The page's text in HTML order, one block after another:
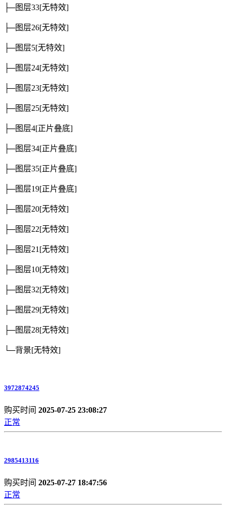
├─图层33[无特效]
├─图层26[无特效]
├─图层5[无特效]
├─图层24[无特效]
├─图层23[无特效]
├─图层25[无特效]
├─图层4[正片叠底]
├─图层34[正片叠底]
├─图层35[正片叠底]
├─图层19[正片叠底]
├─图层20[无特效]
├─图层22[无特效]
├─图层21[无特效]
├─图层10[无特效]
├─图层32[无特效]
├─图层29[无特效]
├─图层28[无特效]
└─背景[无特效]
3972874245
购买时间 2025-07-25 23:08:27
正常
2985413116
购买时间 2025-07-27 18:47:56
正常